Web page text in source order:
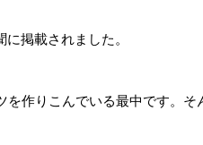
掲載されました。
作りこんでいる最中です。